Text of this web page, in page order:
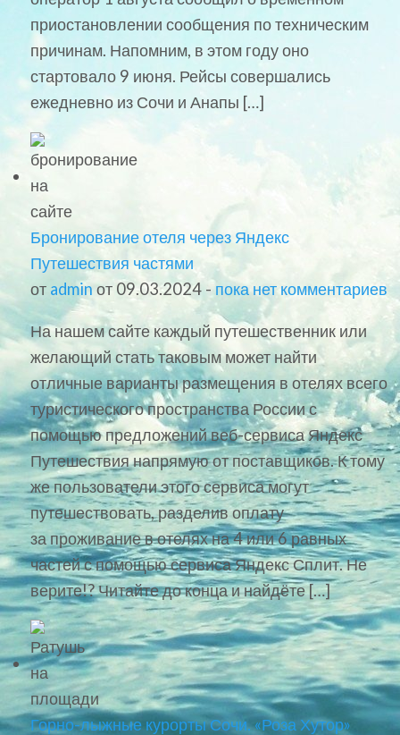
приостановлении сообщения по техническим
причинам. Напомним, в этом году оно
стартовало 9 июня. Рейсы совершались
ежедневно из Сочи и Анапы […]
Бронирование отеля через Яндекс
Путешествия частями
от adminот 09.03.2024 -пока нет комментариев
На нашем сайте каждый путешественник или
желающий стать таковым может найти
отличные варианты размещения в отелях всего
туристического пространства России с
помощью предложений веб-сервиса Яндекс
Путешествия напрямую от поставщиков. К тому
же пользователи этого сервиса могут
путешествовать, разделив оплату
за проживание в отелях на 4 или 6 равных
частей с помощью сервиса Яндекс Сплит. Не
верите!? Читайте до конца и найдёте […]
Горно-лыжные курорты Сочи. «Роза Хутор»